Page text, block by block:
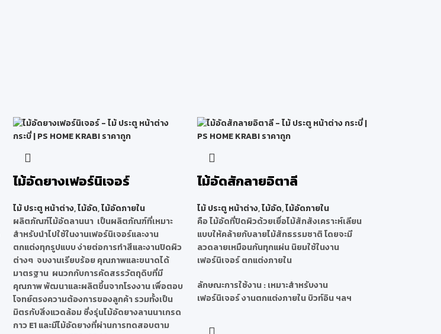
ไม้อัดยางเฟอร์นิเจอร์
ไม้ ประตู หน้าต่าง,ไม้อัด,ไม้อัดภายใน
ผลิตภัณฑ์ไม้อัดลานนา เป็นผลิตภัณฑ์ที่เหมาะ
สำหรับนำไปใช้ในงานเฟอร์นิเจอร์และงาน
ตกแต่งทุกรูปแบบ ง่ายต่อการทำสีและงานปิดผิว
ต่างๆ จบงานเรียบร้อย คุณภาพและขนาดได้
มาตรฐาน ผนวกกับการคัดสรรวัตถุดิบที่มี
คุณภาพ พัฒนาและผลิตขึ้นจากโรงงาน เพื่อตอบ
โจทย์ตรงความต้องการของลูกค้า รวมทั้งเป็น
มิตรกับสิ่งแวดล้อม ซี่งรุ่นไม้อัดยางลานนาเกรด
กาว E1 และมีไม้อัดยางที่ผ่านการทดสอบตาม
ไม้อัดสักลายอิตาลี
ไม้ ประตู หน้าต่าง,ไม้อัด,ไม้อัดภายใน
คือ ไม้อัดที่ปิดผิวด้วยเยื่อไม้สักสังเคราะห์เลียน
แบบให้คล้ายกับลายไม้สักธรรมชาติ โดยจะมี
ลวดลายเหมือนกันทุกแผ่น นิยมใช้ในงาน
เฟอร์นิเจอร์ ตกแต่งภายใน
ลักษณะการใช้งาน : เหมาะสำหรับงาน
เฟอร์นิเจอร์ งานตกแต่งภายใน บิวท์อิน ฯลฯ